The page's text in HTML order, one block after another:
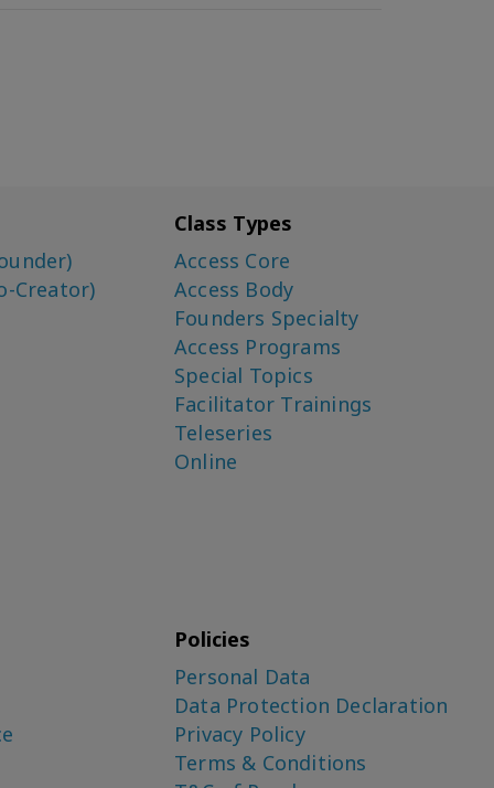
Creator)
Class Types
Access Core
Access Body
Founders Specialty
Access Programs
Special Topics
Facilitator Trainings
Teleseries
Online
Policies
Personal Data
Data Protection Declaration
Privacy Policy
Terms & Conditions